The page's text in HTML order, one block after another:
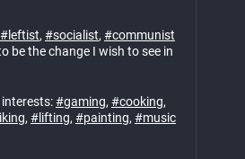
#leftist, #socialist, #communist
be the change I wish to see in
#gaming, #cooking,
, #lifting, #painting, #music